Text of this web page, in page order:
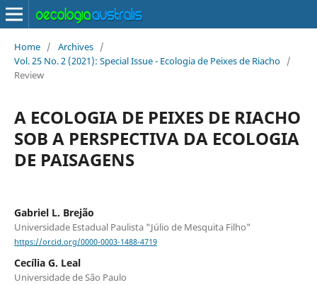
Home / Archives /
Vol. 25 No. 2 (2021): Special Issue - Ecologia de Peixes de Riacho /
Review
A ECOLOGIA DE PEIXES DE RIACHO
SOB A PERSPECTIVA DA ECOLOGIA
DE PAISAGENS
Gabriel L. Brejão
Universidade Estadual Paulista "Júlio de Mesquita Filho"
https://orcid.org/0000-0003-1488-4719
Cecília G. Leal
Universidade de São Paulo